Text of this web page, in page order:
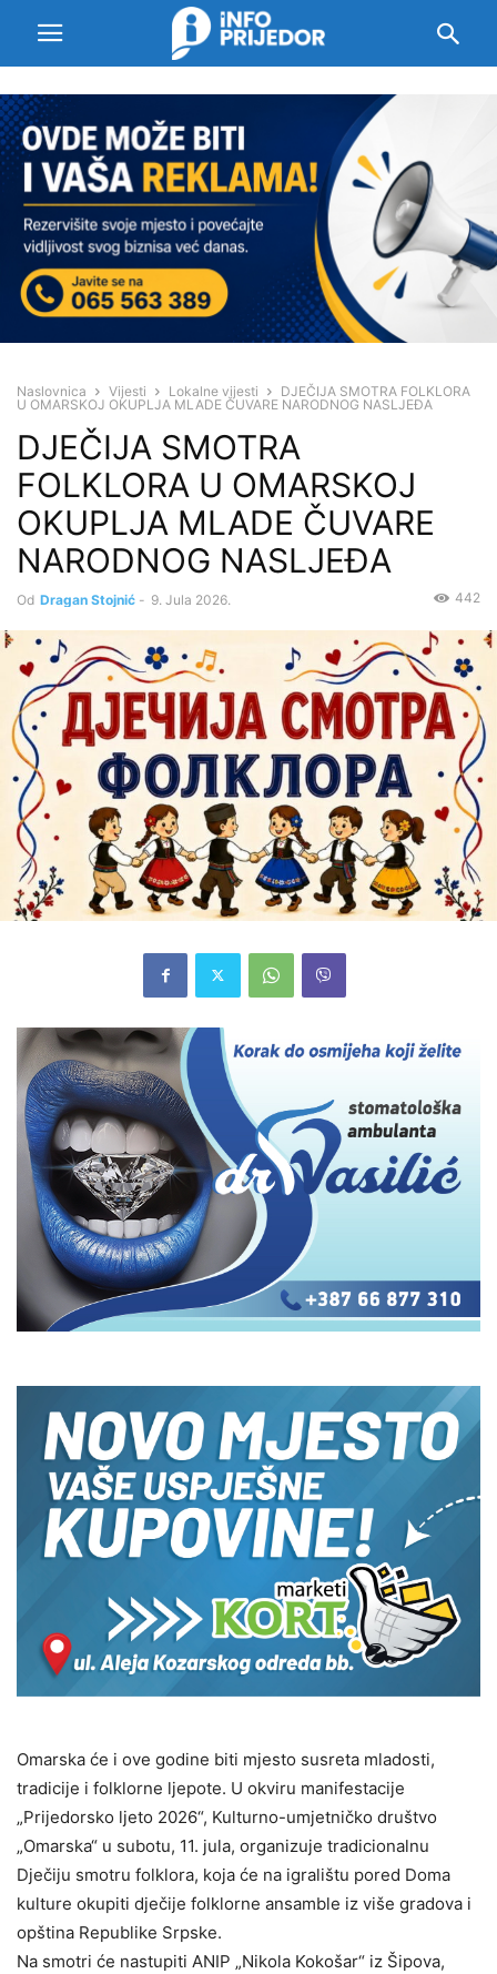
Naslovnica Vijesti Lokalne vijesti
DJEČIJA SMOTRA FOLKLORA
U OMARSKOJ OKUPLJA MLADE ČUVARE NARODNOG NASLJEĐA
DJEČIJA SMOTRA
FOLKLORA U OMARSKOJ
OKUPLJA MLADE ČUVARE
NARODNOG NASLJEĐA
Od Dragan Stojnić - 9. Jula 2026. 442
Omarska će i ove godine biti mjesto susreta mladosti,
tradicije i folklorne ljepote. U okviru manifestacije
„Prijedorsko ljeto 2026“, Kulturno-umjetničko društvo
„Omarska“ u subotu, 11. jula, organizuje tradicionalnu
Dječiju smotru folklora, koja će na igralištu pored Doma
kulture okupiti dječije folklorne ansamble iz više gradova i
opština Republike Srpske.
Na smotri će nastupiti ANIP „Nikola Kokošar“ iz Šipova,